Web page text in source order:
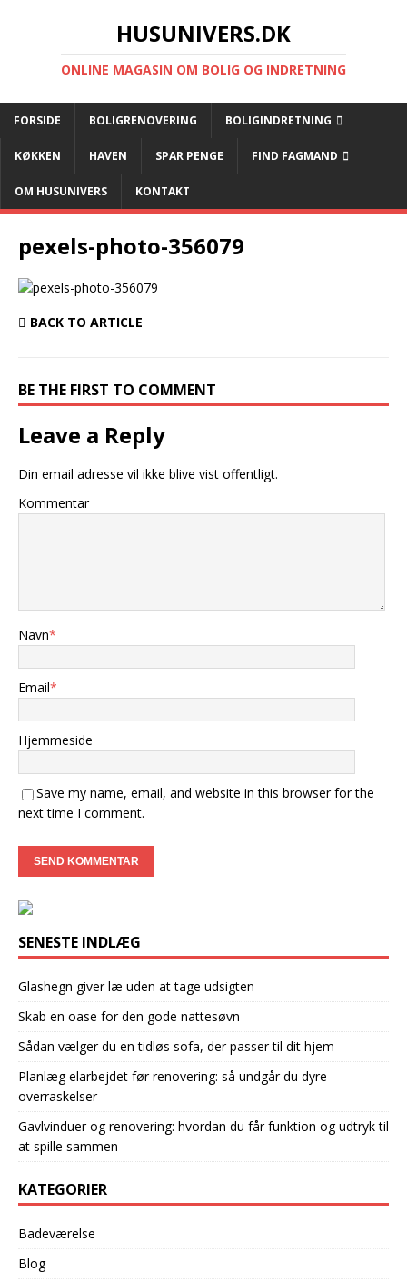
HUSUNIVERS.DK
ONLINE MAGASIN OM BOLIG OG INDRETNING
FORSIDE BOLIGRENOVERING BOLIGINDRETNING
KØKKEN HAVEN SPAR PENGE FIND FAGMAND
OM HUSUNIVERS KONTAKT
pexels-photo-356079
BACK TO ARTICLE
BE THE FIRST TO COMMENT
Leave a Reply
Din email adresse vil ikke blive vist offentligt.
Kommentar
Navn*
Email*
Hjemmeside
Save my name, email, and website in this browser for the
next time I comment.
SENESTE INDLÆG
Glashegn giver læ uden at tage udsigten
Skab en oase for den gode nattesøvn
Sådan vælger du en tidløs sofa, der passer til dit hjem
Planlæg elarbejdet før renovering: så undgår du dyre
overraskelser
Gavlvinduer og renovering: hvordan du får funktion og udtryk til
at spille sammen
KATEGORIER
Badeværelse
Blog